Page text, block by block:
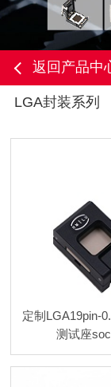
返回产品中
LGA封装系列
定制LGA19pin-
测试座